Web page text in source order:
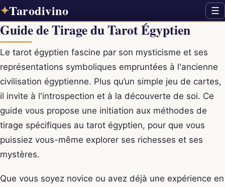
✦Tarodivino ☰
Guide de Tirage du Tarot Égyptien
Le tarot égyptien fascine par son mysticisme et ses
représentations symboliques empruntées à l'ancienne
civilisation égyptienne. Plus qu’un simple jeu de cartes,
il invite à l'introspection et à la découverte de soi. Ce
guide vous propose une initiation aux méthodes de
tirage spécifiques au tarot égyptien, pour que vous
puissiez vous-même explorer ses richesses et ses
mystères.
Que vous soyez novice ou avez déjà une expérience en